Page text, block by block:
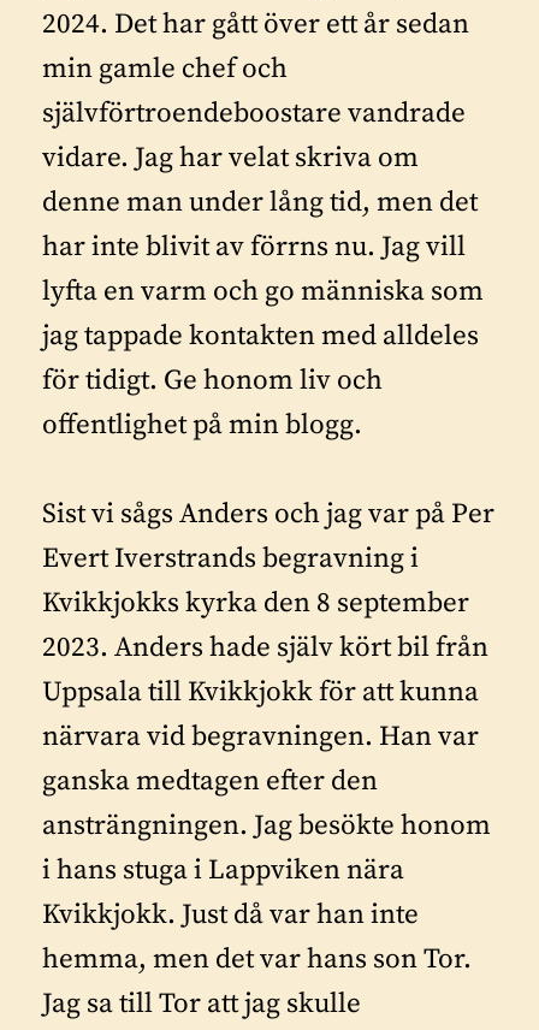
2024. Det har gått över ett år sedan
min gamle chef och
självförtroendeboostare vandrade
vidare. Jag har velat skriva om
denne man under lång tid, men det
har inte blivit av förrns nu. Jag vill
lyfta en varm och go människa som
jag tappade kontakten med alldeles
för tidigt. Ge honom liv och
offentlighet på min blogg.
Sist vi sågs Anders och jag var på Per
Evert Iverstrands begravning i
Kvikkjokks kyrka den 8 september
2023. Anders hade själv kört bil från
Uppsala till Kvikkjokk för att kunna
närvara vid begravningen. Han var
ganska medtagen efter den
ansträngningen. Jag besökte honom
i hans stuga i Lappviken nära
Kvikkjokk. Just då var han inte
hemma, men det var hans son Tor.
Jag sa till Tor att jag skulle